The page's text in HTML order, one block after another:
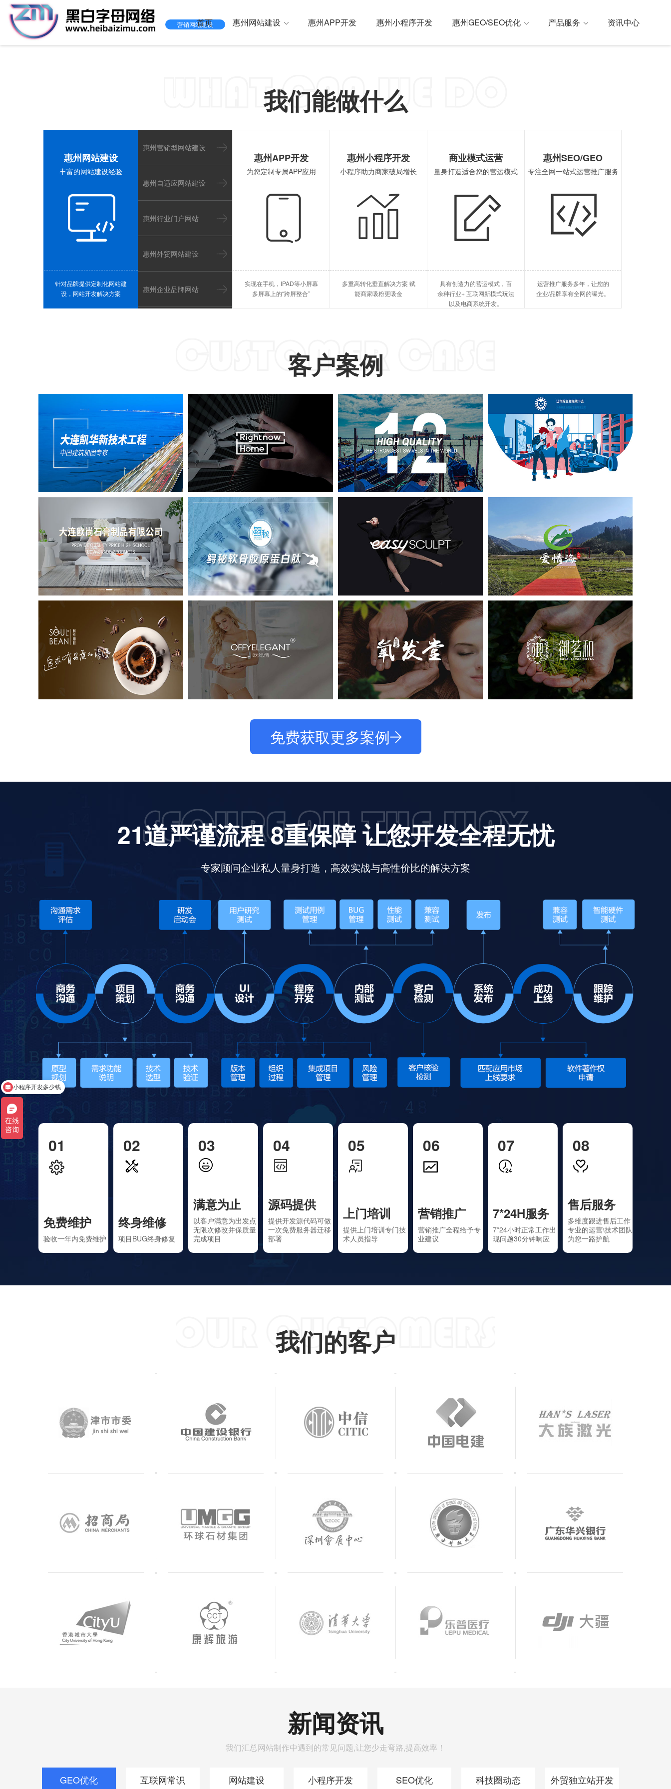
营销网站建设
首页 惠州网站建设 惠州APP开发 惠州小程序开发 惠州GEO/SEO优化 产品服务 资讯中心
黑白字母网络 一站式全网营销解决方案
惠州网站建设
社区电商、直播种草、等等 答题考试、直播授课、等等
旅游酒店
旅游平台，酒店系统、等等
企业软件
我们能做什么
惠州网站建设
丰富的网站建设经验
针对品牌提供定制化网站建
设，网站开发解决方案
惠州营销型网站建设
惠州自适应网站建设
惠州行业门户网站
惠州外贸网站建设
惠州企业品牌网站
惠州APP开发
为您定制专属APP应用
实现在手机，IPAD等小屏幕
多屏幕上的“跨屏整合”
惠州安卓APP开发
惠州IPAD开发
惠州小程序开发
小程序助力商家破局增长
多重高转化垂直解决方案 赋
能商家吸粉更吸金
惠州百度小程序开发
惠州快手小程序开发
商业模式运营
量身打造适合您的营运模式
具有创造力的营运模式，百
余种行业+ 互联网新模式玩法
以及电商系统开发。
P2C(生活服务)
SaaS(软件服务)
惠州SEO/GEO
专注全网一站式运营推广服务
运营推广服务多年，让您的
企业/品牌享有全网的曝光。
客户案例
免费获取更多案例
21道严谨流程 8重保障 让您开发全程无忧
专家顾问企业私人量身打造，高效实战与高性价比的解决方案
01
免费维护
验收一年内免费维护
02
终身维修
项目BUG终身修复
03
满意为止
以客户满意为出发点
无限次修改并保质量
完成项目
04
源码提供
提供开发源代码可做
一次免费服务器迁移
部署
05
上门培训
提供上门培训专门技
术人员指导
06
营销推广
营销推广全程给予专
业建议
07
7*24H服务
7*24小时正常工作出
现问题30分钟响应
08
售后服务
多维度跟进售后工作
专业的运营\技术团队
为您一路护航
我们的客户
新闻资讯
我们汇总网站制作中遇到的常见问题,让您少走弯路,提高效率！
GEO优化 互联网常识 网站建设 小程序开发 SEO优化 科技圈动态 外贸独立站开发
小程序开发多少钱
营销型网站建设有什么优势？